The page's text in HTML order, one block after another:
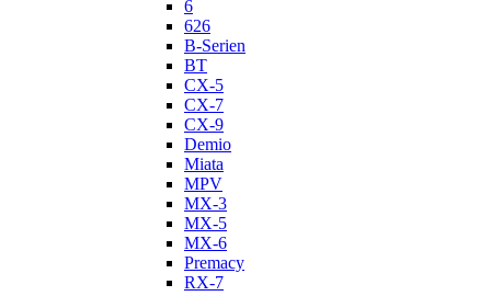
6
626
B-Serien
BT
CX-5
CX-7
CX-9
Demio
Miata
MPV
MX-3
MX-5
MX-6
Premacy
RX-7